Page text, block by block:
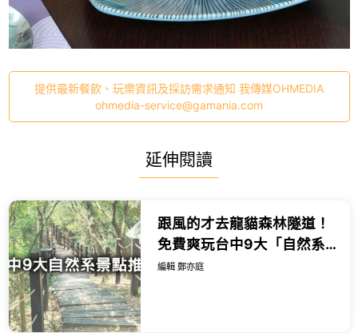
提供最新餐飲、玩樂資訊及採訪需求通知 我傳媒OHMEDIA
ohmedia-service@gamania.com
延伸閱讀
跟風的才去龍貓森林隧道！
免費爽玩台中9大「自然系
景點」清單快收，去過才不
編輯 鄭亦庭